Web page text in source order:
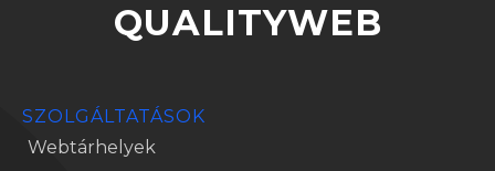
QUALITYWEB
SZOLGÁLTATÁSOK
Webtárhelyek